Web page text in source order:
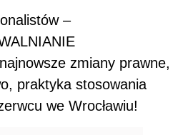
–
zmiany prawne,
praktyka stosowania
we Wrocławiu!